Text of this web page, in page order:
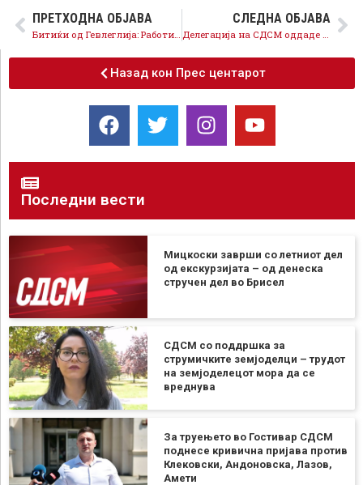
ПРЕТХОДНА ОБЈАВА СЛЕДНА ОБЈАВА
Назад кон Прес центарот
Последни вести
Мицкоски заврши со летниот дел
од екскурзијата – од денеска
стручен дел во Брисел
СДСМ со поддршка за
струмичките земјоделци – трудот
на земјоделецот мора да се
вреднува
За труењето во Гостивар СДСМ
поднесе кривична пријава против
Клековски, Андоновска, Лазов,
Амети